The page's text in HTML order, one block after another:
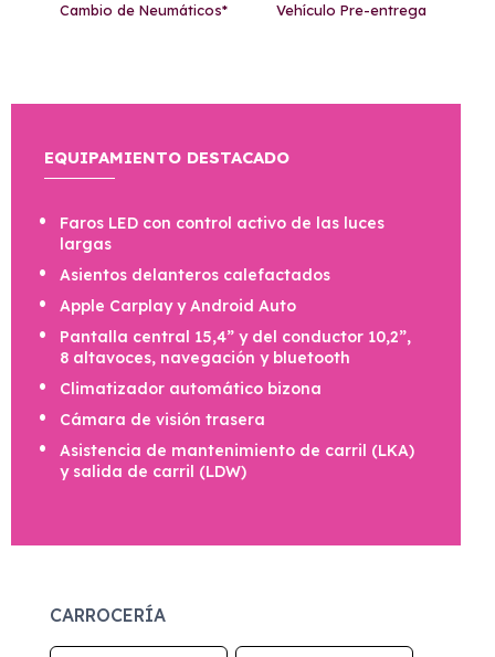
Cambio de Neumáticos* Vehículo Pre-entrega
EQUIPAMIENTO DESTACADO
Faros LED con control activo de las luces
largas
Asientos delanteros calefactados
Apple Carplay y Android Auto
Pantalla central 15,4” y del conductor 10,2”,
8 altavoces, navegación y bluetooth
Climatizador automático bizona
Cámara de visión trasera
Asistencia de mantenimiento de carril (LKA)
y salida de carril (LDW)
CARROCERÍA